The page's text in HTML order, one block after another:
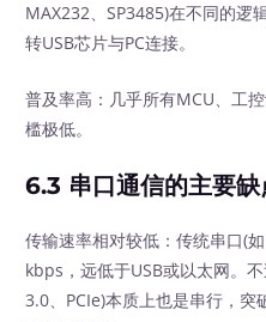
MAX232、SP3485)在不同的逻
转USB芯片与PC连接。
普及率高：几乎所有MCU、工
槛极低。
6.3 串口通信的主要缺
传输速率相对较低：传统串口(
kbps，远低于USB或以太网。
3.0、PCIe)本质上也是串行，